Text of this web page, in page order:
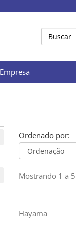
Empresa
Ordenado por:
Mostrando 1 a
Hayama